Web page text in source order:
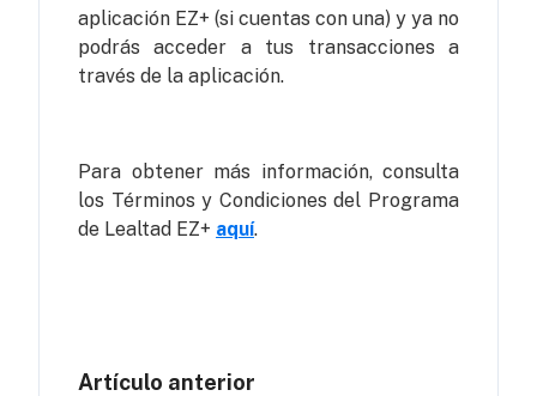
aplicación EZ+ (si cuentas con una) y ya no
podrás acceder a tus transacciones a
través de la aplicación.
Para obtener más información, consulta
los Términos y Condiciones del Programa
de Lealtad EZ+ aquí.
Artículo anterior